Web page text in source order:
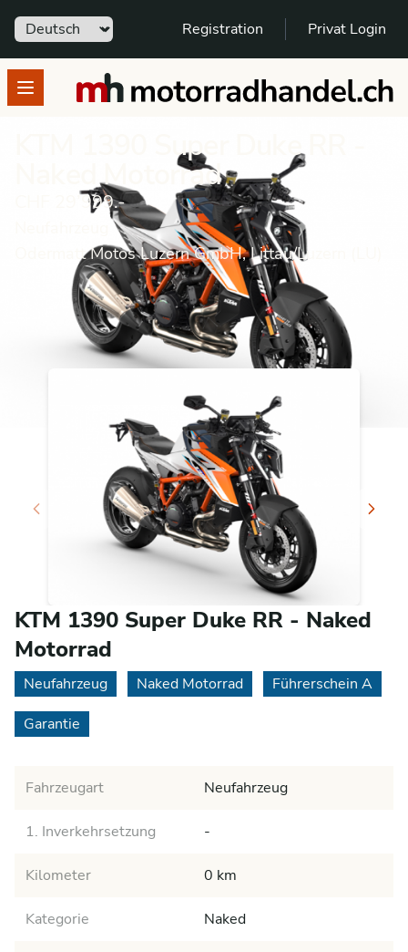
Sprache Registration Privat Login
Open menumotorradhandel.ch
KTM 1390 Super Duke RR -
Naked Motorrad
CHF 29’999.-
Odermatt Motos Luzern GmbH, Littau/Luzern (LU)
Motorrad Neufahrzeug
Naked Motorrad
1390 Super Duke
KTM 1390 Super Duke RR - Naked
Motorrad
Neufahrzeug Naked Motorrad
Führerschein A
Garantie
Fahrzeugart Neufahrzeug
1. Inverkehrsetzung -
Kilometer 0 km
Kategorie Naked